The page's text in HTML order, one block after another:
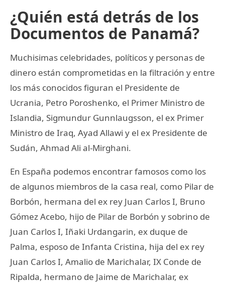
¿Quién está detrás de los
Documentos de Panamá?
Muchisimas celebridades, políticos y personas de
dinero están comprometidas en la filtración y entre
los más conocidos figuran el Presidente de
Ucrania, Petro Poroshenko, el Primer Ministro de
Islandia, Sigmundur Gunnlaugsson, el ex Primer
Ministro de Iraq, Ayad Allawi y el ex Presidente de
Sudán, Ahmad Ali al-Mirghani.
En España podemos encontrar famosos como los
de algunos miembros de la casa real, como Pilar de
Borbón, hermana del ex rey Juan Carlos I, Bruno
Gómez Acebo, hijo de Pilar de Borbón y sobrino de
Juan Carlos I, Iñaki Urdangarin, ex duque de
Palma, esposo de Infanta Cristina, hija del ex rey
Juan Carlos I, Amalio de Marichalar, IX Conde de
Ripalda, hermano de Jaime de Marichalar, ex